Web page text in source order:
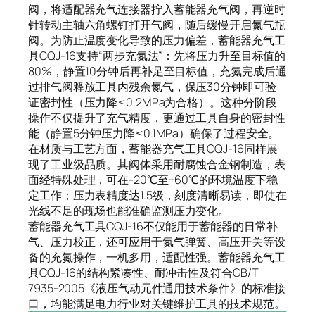
阀，将适配器充气连接器拧入蓄能器充气阀，再逆时
针转动主轴六角螺钉打开气阀，随后缓慢开启氮气瓶
阀。为防止温度变化导致的压力偏差，蓄能器充气工
具CQJ-16支持“两步充氮法”：先将压力升至目标值的
80%，静置10分钟后再补足至目标值，充氮完成后通
过排气阀释放工具内残余氮气，保压30分钟即可验
证密封性（压力降≤0.2MPa为合格）。这种分阶段
操作不仅提升了充气精度，更通过工具自身的密封性
能（静置5分钟压力降≤0.1MPa）确保了过程安全。
在材质与工艺方面，蓄能器充气工具CQJ-16同样展
现了工业级品质。其阀体采用耐腐蚀合金钢制造，表
面经特殊处理，可在-20℃至+60℃的环境温度下稳
定工作；压力表精度达1.5级，刻度清晰易读，即使在
光线不足的现场也能准确监测压力变化。
蓄能器充气工具CQJ-16不仅能用于蓄能器的日常补
气、压力校正，还可应用于氮气弹簧、高压开关等设
备的充氮操作，一机多用，适配性强。蓄能器充气工
具CQJ-16的结构紧凑性、耐冲击性及符合GB/T
7935-2005《液压气动元件通用技术条件》的标准接
口，均能满足电力行业对关键维护工具的技术规范。